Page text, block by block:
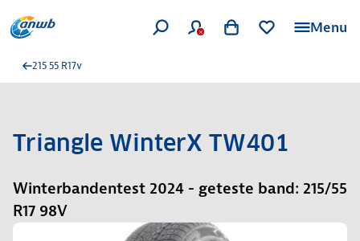
Menu
215 55 R17v
Triangle WinterX TW401
Winterbandentest 2024 - geteste band: 215/55
R17 98V